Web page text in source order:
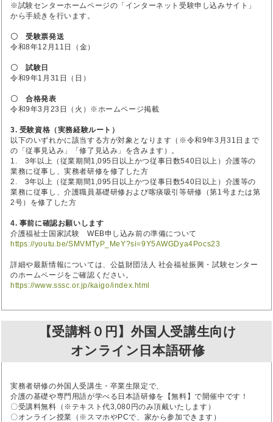
※試験センターホームページの「インターネット受験申し込みサイト」
から手続きを行います。
〇 受験票発送
令和8年12月11日（金）
〇 試験日
令和9年1月31日（日）
〇 合格発表
令和9年3月23日（火）※ホームページ掲載
3. 受験資格（実務経験ルート）
以下のいずれかに該当する方が対象となります（※令和9年3月31日まで
の「従事見込み」「修了見込み」を含みます）。
1. 3年以上（従業期間1,095日以上かつ従事日数540日以上）介護等の
業務に従事し、実務者研修を修了した方
2. 3年以上（従業期間1,095日以上かつ従事日数540日以上）介護等の
業務に従事し、介護職員基礎研修および喀痰吸引等研修（第1号または第
2号）を修了した方
4. 事前に確認お願いします
介護福祉士国家試験 WEB申し込み前の準備について
https://youtu.be/SMVMTyP_MeY?si=9Y5AWGDya4Pocs23
詳細や最新情報については、公益財団法人 社会福祉振興・試験センター
のホームページをご確認ください。
https://www.sssc.or.jp/kaigo/index.html
【受講料０円】外国人受講生向け
オンライン日本語研修
実務者研修の外国人受講生・卒業生限定で、
介護の基礎や専門用語が学べる日本語研修を【無料】で開催中です！
〇受講料無料（※テキスト代3,080円のみ頂戴いたします）
〇オンライン授業（※スマホやPCで、家から参加できます）